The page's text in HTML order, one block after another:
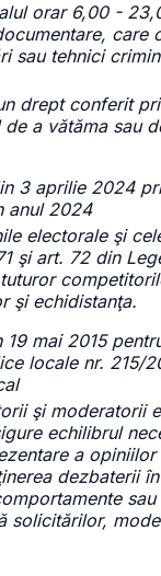
orar 6,00 -
care
sau tehnici
drept conferit
a vătăma sau
3 aprilie 2024
anul 2024
electorale şi
şi art. 72 din
şi echidistanţa.
19 mai 2015
locale nr. 215/
şi moderatorii
echilibrul
a
dezbaterii
solicitărilor,